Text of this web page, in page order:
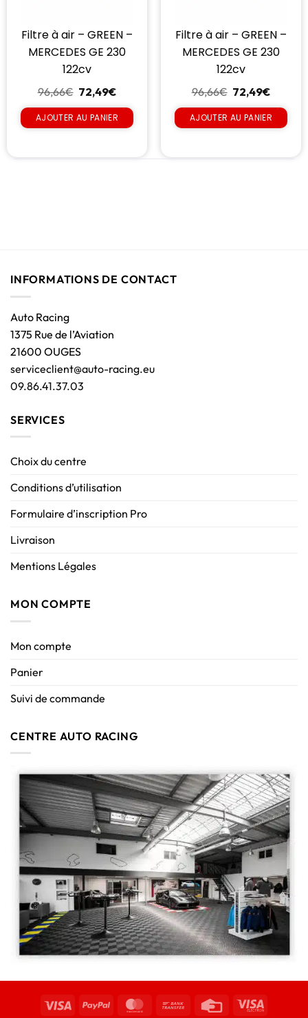
Filtre à air – GREEN –
MERCEDES GE 230
122cv
96,66€ 72,49€
AJOUTER AU PANIER
Filtre à air – GREEN –
MERCEDES GE 230
122cv
96,66€ 72,49€
AJOUTER AU PANIER
INFORMATIONS DE CONTACT
Auto Racing
1375 Rue de l’Aviation
21600 OUGES
serviceclient@auto-racing.eu
09.86.41.37.03
SERVICES
Choix du centre
Conditions d’utilisation
Formulaire d’inscription Pro
Livraison
Mentions Légales
MON COMPTE
Mon compte
Panier
Suivi de commande
CENTRE AUTO RACING